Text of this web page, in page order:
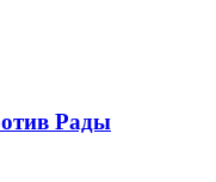
Рады